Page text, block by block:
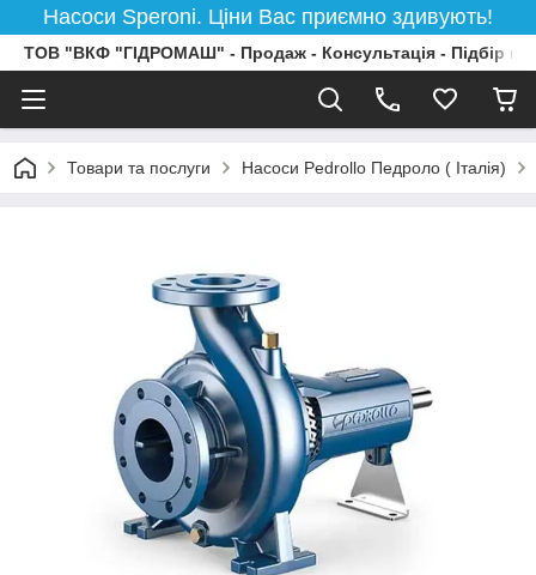
Насоси Speroni. Ціни Вас приємно здивують!
ТОВ "ВКФ "ГІДРОМАШ" - Продаж - Консультація - Підбір
Товари та послуги Насоси Pedrollo Педроло ( Італія)